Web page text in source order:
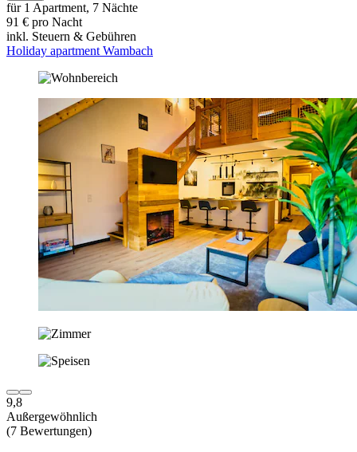
für 1 Apartment, 7 Nächte
91 € pro Nacht
inkl. Steuern & Gebühren
Holiday apartment Wambach
9,8
Außergewöhnlich
(7 Bewertungen)